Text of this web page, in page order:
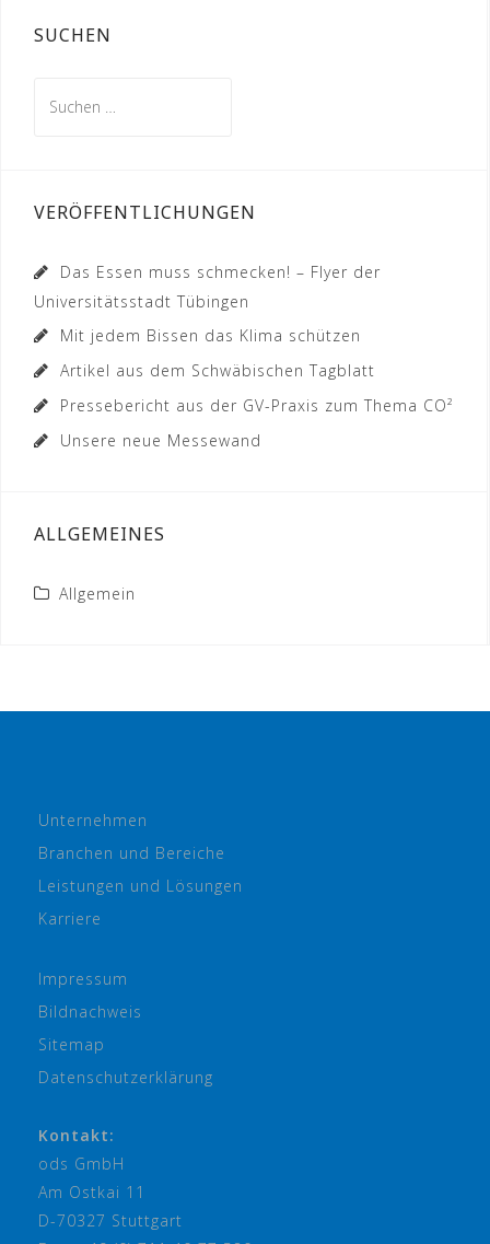
SUCHEN
nach:
VERÖFFENTLICHUNGEN
Das Essen muss schmecken! – Flyer der
Universitätsstadt Tübingen
Mit jedem Bissen das Klima schützen
Artikel aus dem Schwäbischen Tagblatt
Pressebericht aus der GV-Praxis zum Thema CO²
Unsere neue Messewand
ALLGEMEINES
Allgemein
Unternehmen
Branchen und Bereiche
Leistungen und Lösungen
Karriere
Impressum
Bildnachweis
Sitemap
Datenschutzerklärung
Kontakt:
ods GmbH
Am Ostkai 11
D-70327 Stuttgart